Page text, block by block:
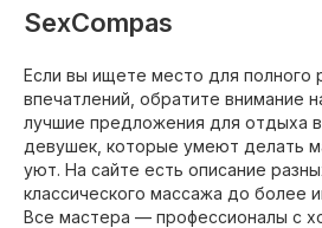
SexCompas
Если вы ищете место для полного
впечатлений, обратите внимание
лучшие предложения для отдыха
девушек, которые умеют делать
уют. На сайте есть описание
классического массажа до более
Все мастера — профессионалы с